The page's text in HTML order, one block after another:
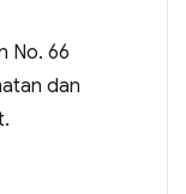
No. 66
dan